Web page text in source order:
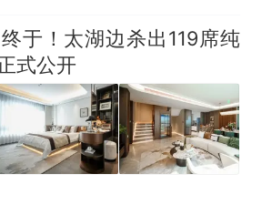
于！太湖边杀出119席纯
式公开